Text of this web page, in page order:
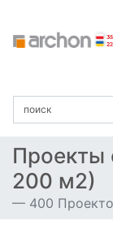
Проекты
200 м2)
400